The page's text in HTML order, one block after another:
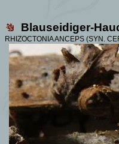
Blauseidiger-
RHIZOCTONIA ANCEPS (SYN.